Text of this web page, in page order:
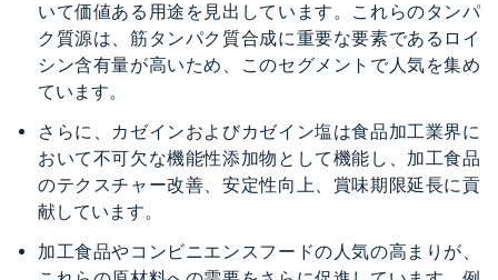
いて価値ある用途を見出しています。これらのタンパ
ク質源は、筋タンパク質合成に重要な要素であるロイ
シン含有量が高いため、このセグメントで人気を集め
ています。
さらに、カゼインおよびカゼイン塩は食品加工業界に
おいて不可欠な機能性添加物として機能し、加工食品
のテクスチャー改善、安定性向上、賞味期限延長に貢
献しています。
加工食品やコンビニエンスフードの人気の高まりが、